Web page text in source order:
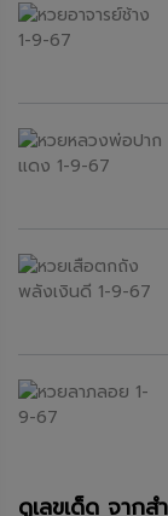
ดูเลขเด็ด จาก